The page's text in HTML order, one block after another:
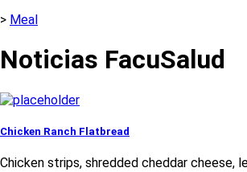
> Meal
Noticias FacuSalud
Chicken Ranch Flatbread
Chicken strips, shredded cheddar cheese,